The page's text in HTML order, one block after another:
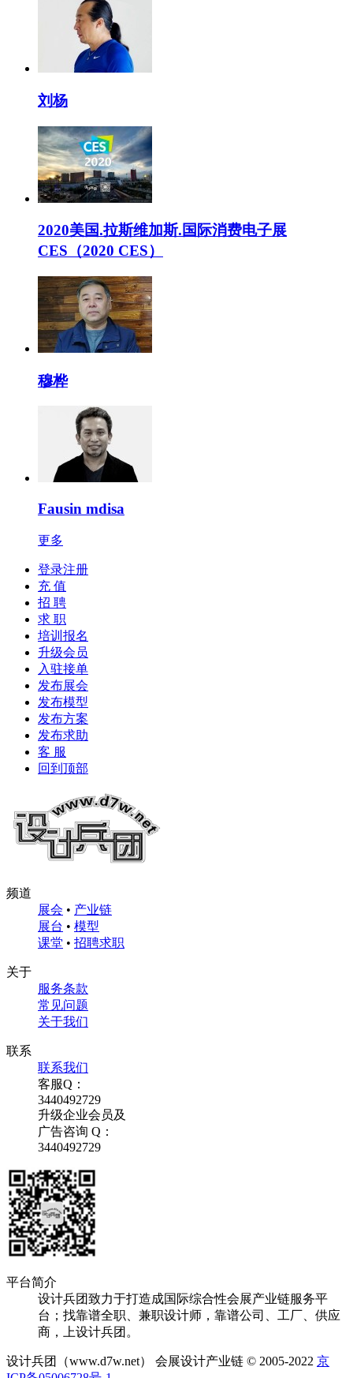
刘杨
2020美国.拉斯维加斯.国际消费电子展
CES（2020 CES）
穆桦
Fausin mdisa
更多
登录注册
充 值
招 聘
求 职
培训报名
升级会员
入驻接单
发布展会
发布模型
发布方案
发布求助
客 服
回到顶部
频道
展会 • 产业链
展台 • 模型
课堂 • 招聘求职
关于
服务条款
常见问题
关于我们
联系
联系我们
客服Q：
3440492729
升级企业会员及
广告咨询 Q：
3440492729
平台简介
设计兵团致力于打造成国际综合性会展产业链服务平
台；找靠谱全职、兼职设计师，靠谱公司、工厂、供应
商，上设计兵团。
设计兵团（www.d7w.net） 会展设计产业链 © 2005-2022 京